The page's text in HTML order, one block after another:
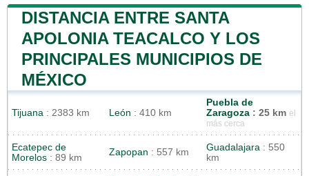
DISTANCIA ENTRE SANTA
APOLONIA TEACALCO Y LOS
PRINCIPALES MUNICIPIOS DE
MÉXICO
Tijuana : 2383 km León : 410 km
Puebla de
Zaragoza : 25 km el
más cerca
Ecatepec de
Morelos : 89 km
Zapopan : 557 km Guadalajara : 550
km